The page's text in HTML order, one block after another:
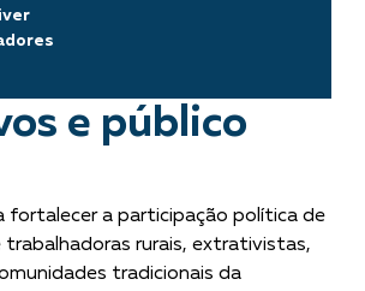
e público
fortalecer a participação política de
trabalhadoras rurais, extrativistas,
tradicionais da